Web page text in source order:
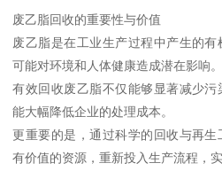
废乙脂回收的重要性与价值
废乙脂是在工业生产过程中产生的有
可能对环境和人体健康造成潜在影响。
有效回收废乙脂不仅能够显著减少
能大幅降低企业的处理成本。
更重要的是，通过科学的回收与再
有价值的资源，重新投入生产流程，